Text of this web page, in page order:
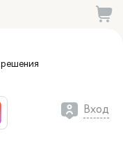
решения
Вход